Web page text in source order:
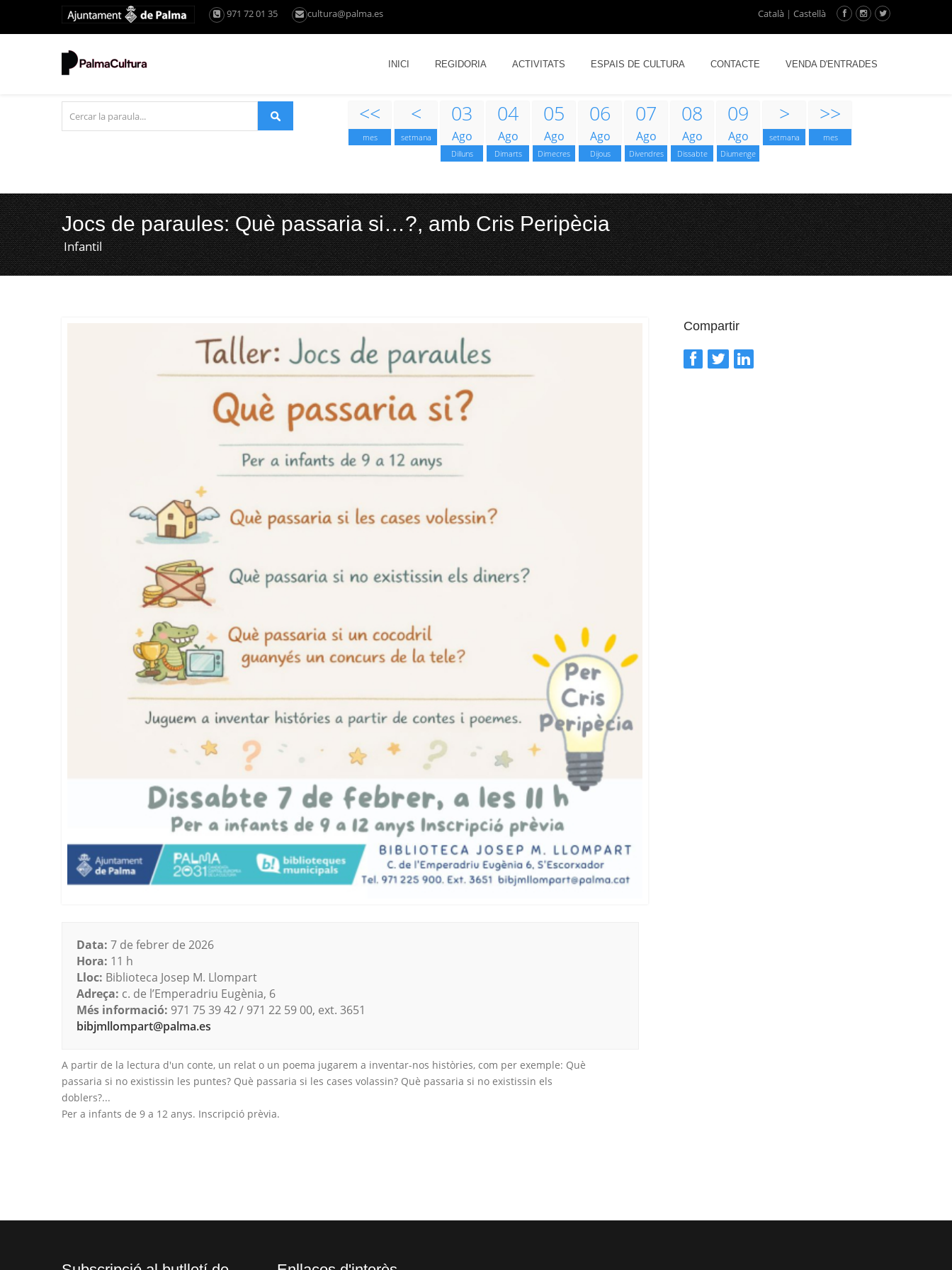
971 72 01 35 cultura@palma.es Català | Castellà
INICI REGIDORIA ACTIVITATS ESPAIS DE CULTURA CONTACTE VENDA D'ENTRADES
<<
mes
<
setmana
03
Ago
Dilluns
04
Ago
Dimarts
05
Ago
Dimecres
06
Ago
Dijous
07
Ago
Divendres
08
Ago
Dissabte
09
Ago
Diumenge
>
setmana
>>
mes
Jocs de paraules: Què passaria si…?, amb Cris Peripècia
Infantil
Data: 7 de febrer de 2026
Hora: 11 h
Lloc: Biblioteca Josep M. Llompart
Adreça: c. de l’Emperadriu Eugènia, 6
Més informació: 971 75 39 42 / 971 22 59 00, ext. 3651
bibjmllompart@palma.es
A partir de la lectura d'un conte, un relat o un poema jugarem a inventar-nos històries, com per exemple: Què
passaria si no existissin les puntes? Què passaria si les cases volassin? Què passaria si no existissin els
doblers?...
Per a infants de 9 a 12 anys. Inscripció prèvia.
Compartir